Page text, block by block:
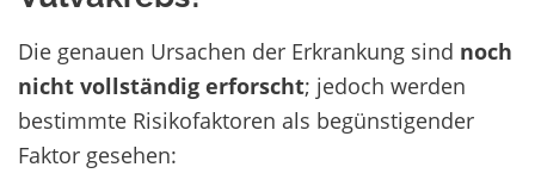
Die genauen Ursachen der Erkrankung sind noch
nicht vollständig erforscht; jedoch werden
bestimmte Risikofaktoren als begünstigender
Faktor gesehen: